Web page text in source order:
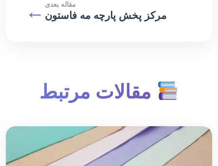
مقاله بعدی
مرکز پخش پارچه مه فاستون ←
مقالات مرتبط